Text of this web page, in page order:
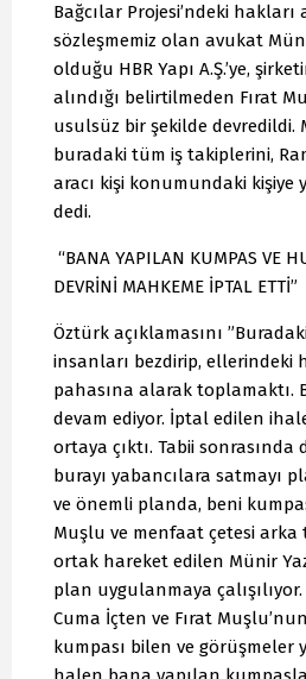
Bağcılar Projesi’ndeki hakları
sözleşmemiz olan avukat
olduğu HBR Yapı A.Ş.’ye,
alındığı belirtilmeden Fırat
usulsüz bir şekilde devredildi.
buradaki tüm iş takiplerini,
aracı kişi konumundaki kişiye
dedi.
“BANA YAPILAN KUMPAS VE
DEVRİNİ MAHKEME İPTAL ETTİ”
Öztürk açıklamasını
insanları bezdirip, ellerindeki
pahasına alarak toplamaktı.
devam ediyor. İptal edilen
ortaya çıktı. Tabii
burayı yabancılara satmayı
ve önemli planda, beni
Muşlu ve menfaat çetesi
ortak hareket edilen Münir
plan uygulanmaya çalışılıyor.
Cuma İçten ve Fırat
kumpası bilen ve görüşmeler